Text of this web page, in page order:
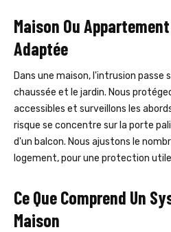
Maison Ou
Adaptée
Dans une maison, l'intrusion
chaussée et le jardin. Nous
accessibles et surveillons les
risque se concentre sur la porte
d'un balcon. Nous ajustons le
logement, pour une protection
Ce Que Comprend Un
Maison